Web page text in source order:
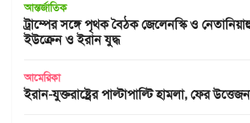
আন্তর্জাতিক
ট্রাম্পের সঙ্গে পৃথক বৈঠক জেলেনস্কি ও
ইউক্রেন ও ইরান যুদ্ধ
আমেরিকা
ইরান-যুক্তরাষ্ট্রের পাল্টাপাল্টি হামলা, ফের